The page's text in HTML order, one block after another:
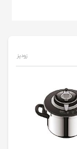
زودپز